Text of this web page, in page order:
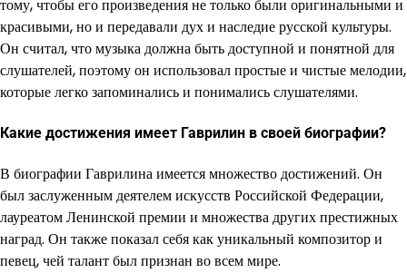
тому, чтобы его произведения не только были оригинальными и
красивыми, но и передавали дух и наследие русской культуры.
Он считал, что музыка должна быть доступной и понятной для
слушателей, поэтому он использовал простые и чистые мелодии,
которые легко запоминались и понимались слушателями.
Какие достижения имеет Гаврилин в своей биографии?
В биографии Гаврилина имеется множество достижений. Он
был заслуженным деятелем искусств Российской Федерации,
лауреатом Ленинской премии и множества других престижных
наград. Он также показал себя как уникальный композитор и
певец, чей талант был признан во всем мире.